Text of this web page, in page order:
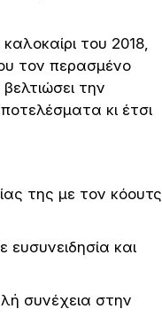
του 2018,
τον περασμένο
την
κι έτσι
της με τον κόουτς
και
συνέχεια στην